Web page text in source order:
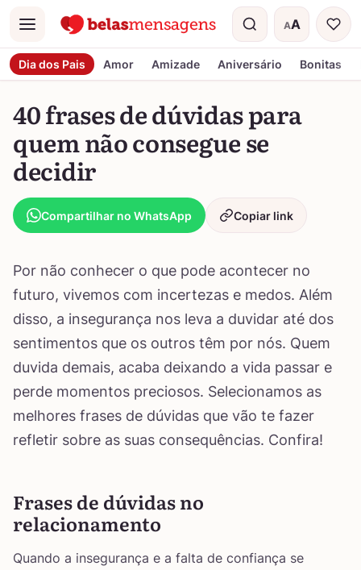
Menu AA
Tamanho do
Dia dos Pais Amor Amizade Aniversário Bonitas
40 frases de dúvidas para
quem não consegue se
decidir
Compartilhar no WhatsApp Copiar link
Por não conhecer o que pode acontecer no
futuro, vivemos com incertezas e medos. Além
disso, a insegurança nos leva a duvidar até dos
sentimentos que os outros têm por nós. Quem
duvida demais, acaba deixando a vida passar e
perde momentos preciosos. Selecionamos as
melhores frases de dúvidas que vão te fazer
refletir sobre as suas consequências. Confira!
Frases de dúvidas no
relacionamento
Quando a insegurança e a falta de confiança se